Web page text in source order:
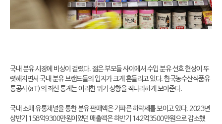
국내 분유 시장에 비상이 걸렸다. 젊은 부모들 사이에서 수입 분유 선호 현상이 뚜
렷해지면서 국내 분유 브랜드들의 입지가 크게 흔들리고 있다. 한국농수산식품유
통공사(aT)의 최신 통계는 이러한 위기 상황을 적나라하게 보여준다.
국내 소매 유통채널을 통한 분유 판매액은 가파른 하락세를 보이고 있다. 2023년
상반기 158억9300만원이었던 매출액은 하반기 142억3500만원으로 감소했